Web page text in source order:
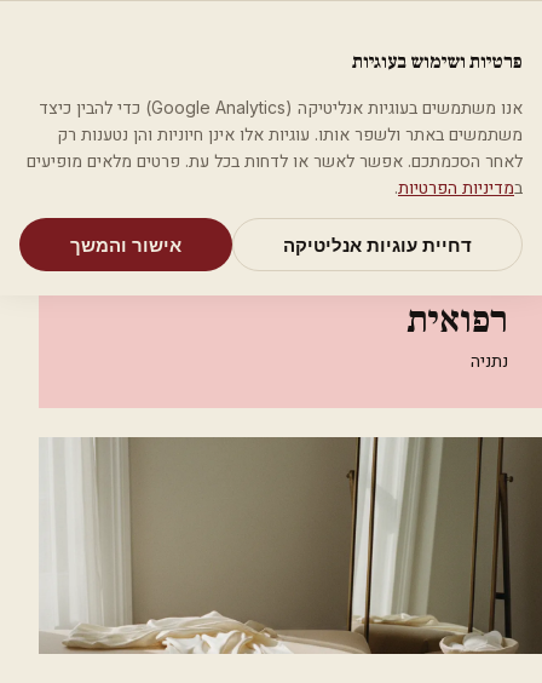
מאמריםקטגוריותחיפושאודות
בית קטגוריות
אסתטיקה רפואית
שירה שעשוע - קוסמטיקה רפואית
שירה שעשוע - קוסמטיקה
רפואית
נתניה
פרטיות ושימוש בעוגיות
אנו משתמשים בעוגיות אנליטיקה (Google Analytics) כדי להבין כיצד
משתמשים באתר ולשפר אותו. עוגיות אלו אינן חיוניות והן נטענות רק
לאחר הסכמתכם. אפשר לאשר או לדחות בכל עת. פרטים מלאים מופיעים
במדיניות הפרטיות.
דחיית עוגיות אנליטיקה אישור והמשך